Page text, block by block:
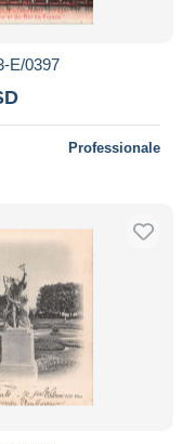
E/0397
Professionale